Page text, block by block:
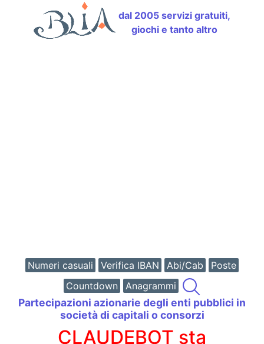
dal 2005 servizi gratuiti,
giochi e tanto altro
Numeri casuali Verifica IBAN Abi/Cab
Poste
Countdown
Anagrammi
Partecipazioni azionarie degli enti pubblici in
società di capitali o consorzi
CLAUDEBOT sta